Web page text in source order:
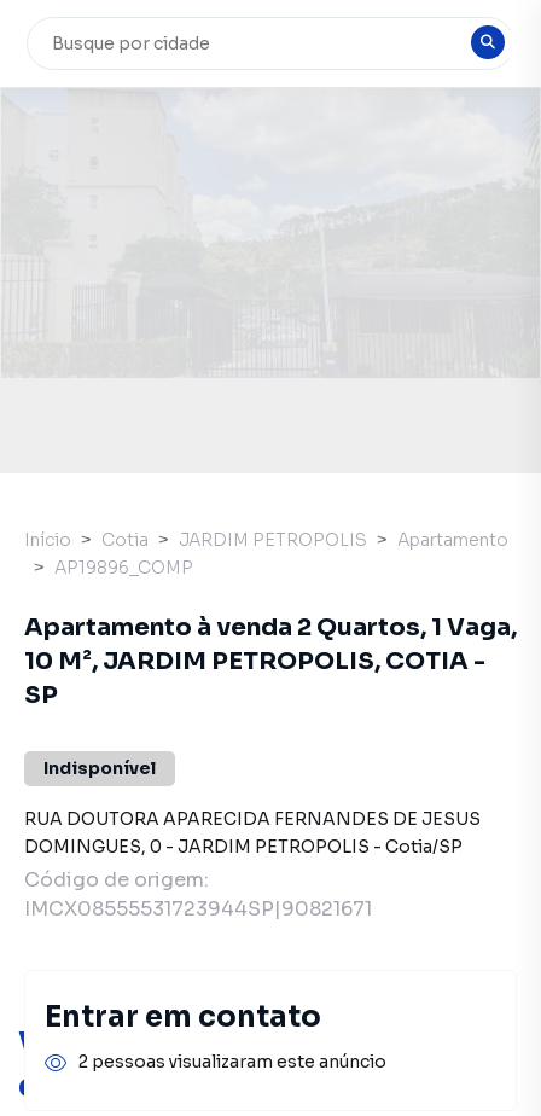
Você pode encontrar novas
oportunidades!
Início Cotia JARDIM PETROPOLIS
Apartamento
AP19896_COMP
Apartamento à venda 2 Quartos, 1 Vaga,
10 M², JARDIM PETROPOLIS, COTIA -
SP
Indisponível
RUA DOUTORA APARECIDA FERNANDES DE JESUS
DOMINGUES, 0 - JARDIM PETROPOLIS - Cotia/SP
Código de origem:
IMCX08555531723944SP|90821671
Entrar em contato
2 pessoas visualizaram este anúncio